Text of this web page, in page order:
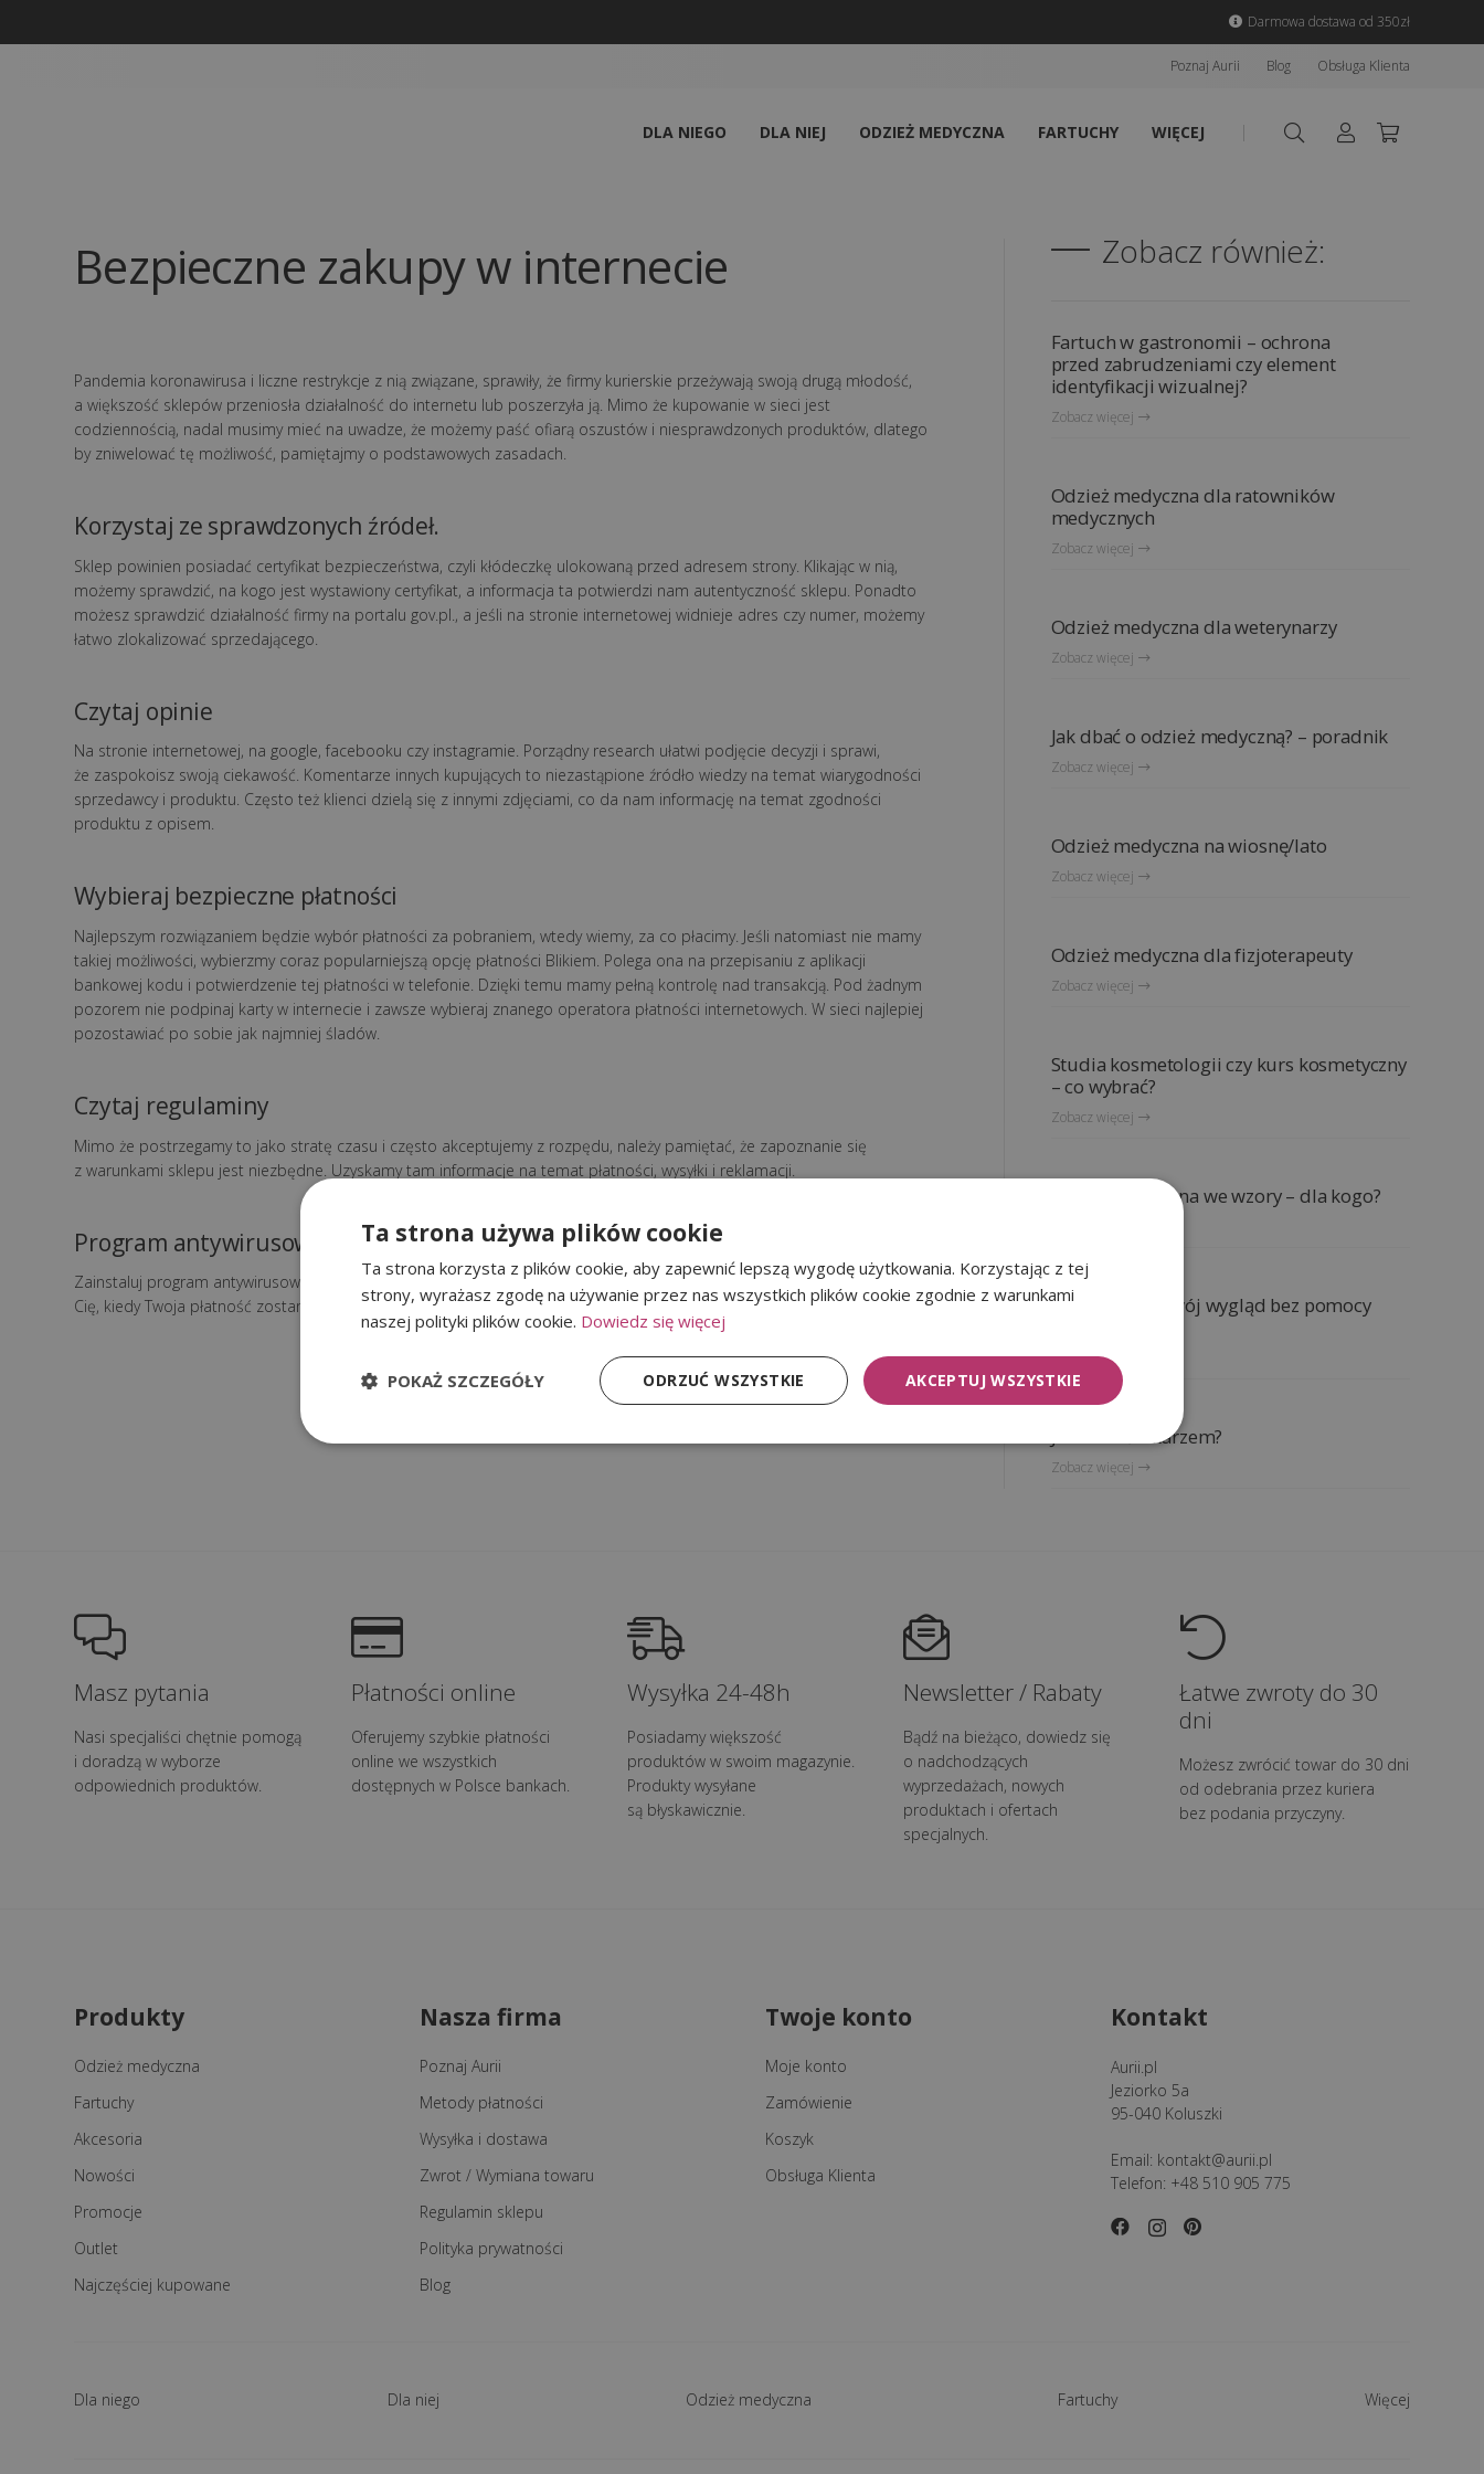
Darmowa dostawa od 350zł
Poznaj Aurii Blog Obsługa Klienta
DLA NIEGO DLA NIEJ ODZIEŻ MEDYCZNA FARTUCHY WIĘCEJ
Bezpieczne zakupy w internecie
Pandemia koronawirusa i liczne restrykcje z nią związane, sprawiły, że firmy kurierskie przeżywają swoją drugą młodość,
a większość sklepów przeniosła działalność do internetu lub poszerzyła ją. Mimo że kupowanie w sieci jest
codziennością, nadal musimy mieć na uwadze, że możemy paść ofiarą oszustów i niesprawdzonych produktów, dlatego
by zniwelować tę możliwość, pamiętajmy o podstawowych zasadach.
Korzystaj ze sprawdzonych źródeł.
Sklep powinien posiadać certyfikat bezpieczeństwa, czyli kłódeczkę ulokowaną przed adresem strony. Klikając w nią,
możemy sprawdzić, na kogo jest wystawiony certyfikat, a informacja ta potwierdzi nam autentyczność sklepu. Ponadto
możesz sprawdzić działalność firmy na portalu gov.pl., a jeśli na stronie internetowej widnieje adres czy numer, możemy
łatwo zlokalizować sprzedającego.
Czytaj opinie
Na stronie internetowej, na google, facebooku czy instagramie. Porządny research ułatwi podjęcie decyzji i sprawi,
że zaspokoisz swoją ciekawość. Komentarze innych kupujących to niezastąpione źródło wiedzy na temat wiarygodności
sprzedawcy i produktu. Często też klienci dzielą się z innymi zdjęciami, co da nam informację na temat zgodności
produktu z opisem.
Wybieraj bezpieczne płatności
Najlepszym rozwiązaniem będzie wybór płatności za pobraniem, wtedy wiemy, za co płacimy. Jeśli natomiast nie mamy
takiej możliwości, wybierzmy coraz popularniejszą opcję płatności Blikiem. Polega ona na przepisaniu z aplikacji
bankowej kodu i potwierdzenie tej płatności w telefonie. Dzięki temu mamy pełną kontrolę nad transakcją. Pod żadnym
pozorem nie podpinaj karty w internecie i zawsze wybieraj znanego operatora płatności internetowych. W sieci najlepiej
pozostawiać po sobie jak najmniej śladów.
Czytaj regulaminy
Mimo że postrzegamy to jako stratę czasu i często akceptujemy z rozpędu, należy pamiętać, że zapoznanie się
z warunkami sklepu jest niezbędne. Uzyskamy tam informacje na temat płatności, wysyłki i reklamacji.
Program antywirusowy
Zainstaluj program antywirusowy, który pomoże Ci wykryć ryzyko związane z korzystaniem z danej strony i poinformuje
Cię, kiedy Twoja płatność zostanie przekierowana na niebezpieczne witryny.
Zobacz również:
Fartuch w gastronomii – ochrona
przed zabrudzeniami czy element
identyfikacji wizualnej?
Zobacz więcej
Odzież medyczna dla ratowników
medycznych
Zobacz więcej
Odzież medyczna dla weterynarzy
Zobacz więcej
Jak dbać o odzież medyczną? – poradnik
Zobacz więcej
Odzież medyczna na wiosnę/lato
Zobacz więcej
Odzież medyczna dla fizjoterapeuty
Zobacz więcej
Studia kosmetologii czy kurs kosmetyczny
– co wybrać?
Zobacz więcej
Odzież medyczna we wzory – dla kogo?
Jak poprawić swój wygląd bez pomocy
Zobacz więcej
Jak zostać lekarzem?
Zobacz więcej
Masz pytania
Nasi specjaliści chętnie pomogą
i doradzą w wyborze
odpowiednich produktów.
Płatności online
Oferujemy szybkie płatności
online we wszystkich
dostępnych w Polsce bankach.
Wysyłka 24-48h
Posiadamy większość
produktów w swoim magazynie.
Produkty wysyłane
są błyskawicznie.
Newsletter / Rabaty
Bądź na bieżąco, dowiedz się
o nadchodzących
wyprzedażach, nowych
produktach i ofertach
specjalnych.
Łatwe zwroty do 30
dni
Możesz zwrócić towar do 30 dni
od odebrania przez kuriera
bez podania przyczyny.
Produkty
Odzież medyczna
Fartuchy
Akcesoria
Nowości
Promocje
Outlet
Najczęściej kupowane
Nasza firma
Poznaj Aurii
Metody płatności
Wysyłka i dostawa
Zwrot / Wymiana towaru
Regulamin sklepu
Polityka prywatności
Blog
Twoje konto
Moje konto
Zamówienie
Koszyk
Obsługa Klienta
Kontakt
Aurii.pl
Jeziorko 5a
95-040 Koluszki
Email: kontakt@aurii.pl
Telefon: +48 510 905 775
Dla niego Dla niej Odzież medyczna Fartuchy Więcej
Ta strona używa plików cookie
Ta strona korzysta z plików cookie, aby zapewnić lepszą wygodę użytkowania. Korzystając z tej
strony, wyrażasz zgodę na używanie przez nas wszystkich plików cookie zgodnie z warunkami
naszej polityki plików cookie. Dowiedz się więcej
AKCEPTUJ WSZYSTKIE
ODRZUĆ WSZYSTKIE
POKAŻ SZCZEGÓŁY